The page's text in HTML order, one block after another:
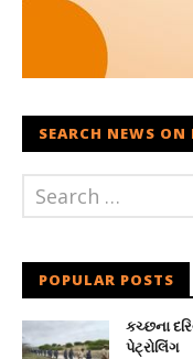
SEARCH NEWS ON
POPULAR POSTS
કચ્છના
પેટ્રોલિંગ